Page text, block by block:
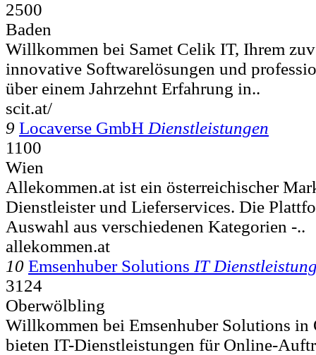
2500
Baden
Willkommen bei Samet Celik IT, Ihrem
innovative Softwarelösungen und
über einem Jahrzehnt Erfahrung in..
scit.at/
9 Locaverse GmbH Dienstleistungen
1100
Wien
Allekommen.at ist ein österreichischer
Dienstleister und Lieferservices. Die
Auswahl aus verschiedenen Kategorien -..
allekommen.at
10 Emsenhuber Solutions IT
3124
Oberwölbling
Willkommen bei Emsenhuber Solutions
bieten IT-Dienstleistungen für Online-